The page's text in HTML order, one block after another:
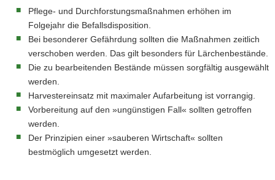
Pflege- und Durchforstungsmaßnahmen erhöhen im
Folgejahr die Befallsdisposition.
Bei besonderer Gefährdung sollten die Maßnahmen zeitlich
verschoben werden. Das gilt besonders für Lärchenbestände.
Die zu bearbeitenden Bestände müssen sorgfältig ausgewählt
werden.
Harvestereinsatz mit maximaler Aufarbeitung ist vorrangig.
Vorbereitung auf den »ungünstigen Fall« sollten getroffen
werden.
Der Prinzipien einer »sauberen Wirtschaft« sollten
bestmöglich umgesetzt werden.